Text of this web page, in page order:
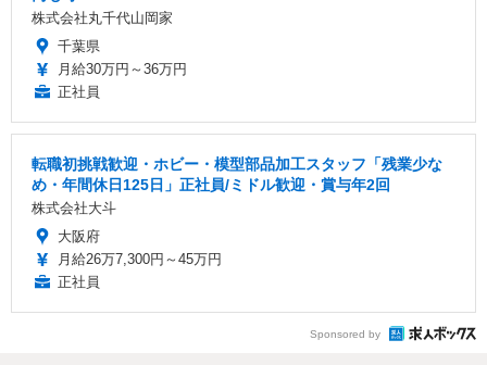
株式会社丸千代山岡家
千葉県
月給30万円～36万円
正社員
転職初挑戦歓迎・ホビー・模型部品加工スタッフ「残業少な
め・年間休日125日」正社員/ミドル歓迎・賞与年2回
株式会社大斗
大阪府
月給26万7,300円～45万円
正社員
Sponsored by